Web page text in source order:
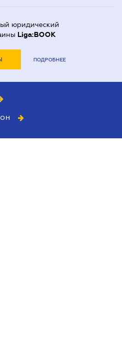
юридический
Liga:BOOK
ПОДРОБНЕЕ